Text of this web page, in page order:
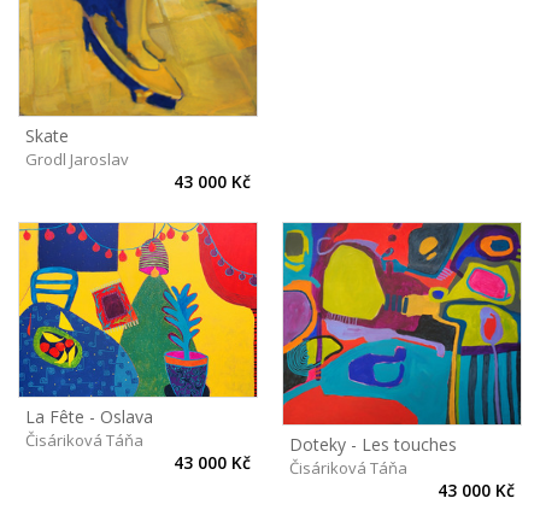
Skate
Grodl Jaroslav
43 000 Kč
La Fête - Oslava
Čisáriková Táňa
43 000 Kč
Doteky - Les touches
Čisáriková Táňa
43 000 Kč